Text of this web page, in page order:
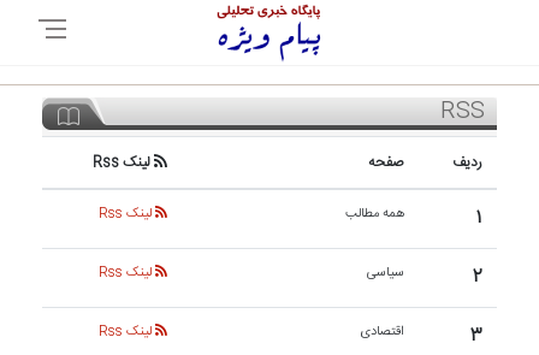
RSS
ردیف صفحه لینک Rss
۱ همه مطالب لینک Rss
۲ سیاسی لینک Rss
۳ اقتصادی لینک Rss